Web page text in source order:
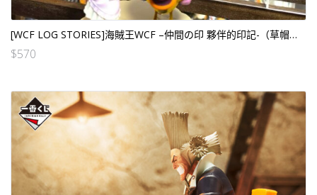
[WCF LOG STORIES]海賊王WCF –仲間の印 夥伴的印記-（草帽一夥全套裝8人SET） （行）
$570